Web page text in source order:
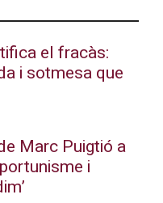
el fracàs:
i sotmesa que
Marc Puigtió a
i